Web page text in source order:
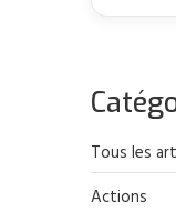
Tous les
Actions